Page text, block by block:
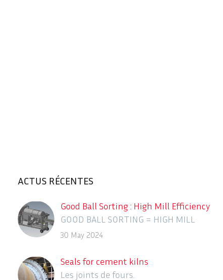
ACTUS RÉCENTES
Good Ball Sorting : High Mill Efficiency
GOOD BALL SORTING = HIGH MILL
EFFICIENCY
30 May 2024
Seals for cement kilns
Les joints de fours.